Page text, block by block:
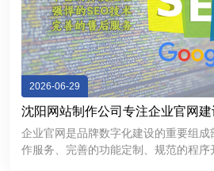
2026-06-29
沈阳网站制作公司专注企业官网
提升品牌互联网形象
企业官网是品牌数字化建设的重要组成
作服务、完善的功能定制、规范的程序